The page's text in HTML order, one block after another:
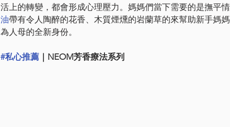
活上的轉變，都會形成心理壓力。媽媽們當下需要的是撫平情
油帶有令人陶醉的花香、木質煙燻的岩蘭草的來幫助新手媽
為人母的全新身份。
#私心推薦 ｜NEOM芳香療法系列